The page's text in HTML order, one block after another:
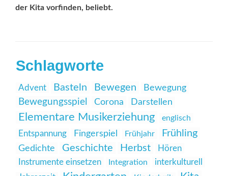
der Kita vorfinden, beliebt.
Schlagworte
Advent Basteln Bewegen Bewegung
Bewegungsspiel Corona Darstellen
Elementare Musikerziehung englisch
Entspannung Fingerspiel Frühjahr Frühling
Gedichte Geschichte Herbst
Hören
Instrumente einsetzen
Integration
interkulturell